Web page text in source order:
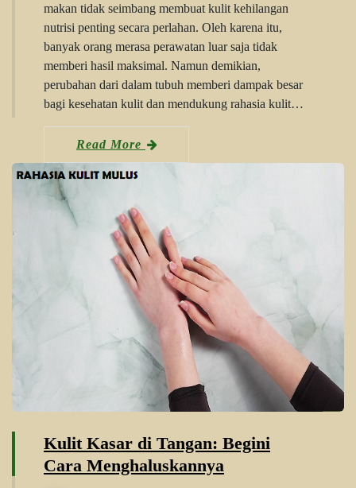
makan tidak seimbang membuat kulit kehilangan
nutrisi penting secara perlahan. Oleh karena itu,
banyak orang merasa perawatan luar saja tidak
memberi hasil maksimal. Namun demikian,
perubahan dari dalam tubuh memberi dampak besar
bagi kesehatan kulit dan mendukung rahasia kulit…
Read More
Kulit Kasar di Tangan: Begini
Cara Menghaluskannya